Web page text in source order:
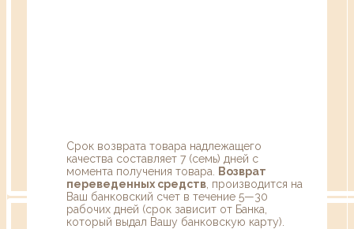
Срок возврата товара надлежащего
качества составляет 7 (семь) дней с
момента получения товара.
Возврат
переведенных средств , производится на
Ваш банковский счет в течение 5—30
рабочих дней (срок зависит от Банка,
который выдал Вашу банковскую карту).